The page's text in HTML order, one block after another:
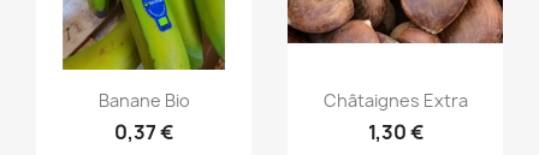
Aperçu rapide
Banane Bio
0,37 €
Aperçu rapide
Châtaignes Extra
1,30 €